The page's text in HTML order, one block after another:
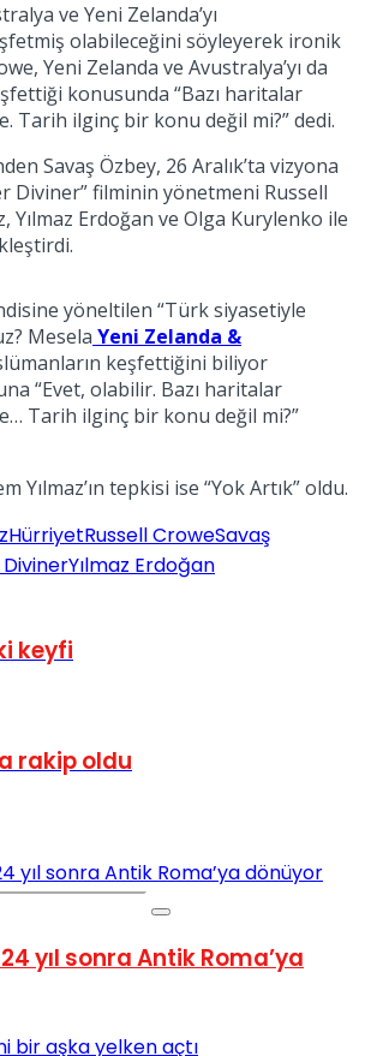
ve Yeni Zelanda’yı
olabileceğini söyleyerek ironik
Yeni Zelanda ve Avustralya’yı da
konusunda “Bazı haritalar
Tarih ilginç bir konu değil mi?” dedi.
Savaş Özbey, 26 Aralık’ta vizyona
Diviner” filminin yönetmeni Russell
Yılmaz Erdoğan ve Olga Kurylenko ile
yöneltilen “Türk siyasetiyle
Mesela Yeni Zelanda &
keşfettiğini biliyor
“Evet, olabilir. Bazı haritalar
Tarih ilginç bir konu değil mi?”
Yılmaz’ın tepkisi ise “Yok Artık” oldu.
HürriyetRussell CroweSavaş
Yılmaz Erdoğan
keyfi
rakip oldu
yıl sonra Antik Roma’ya